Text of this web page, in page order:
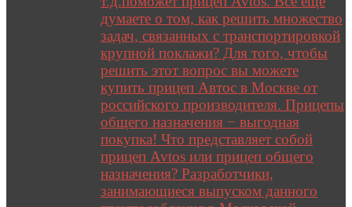
думаете о том, как решить множество
задач, связанных с транспортировкой
крупной поклажи? Для того, чтобы
решить этот вопрос вы можете
купить прицеп Автос в Москве от
российского производителя. Прицепы
общего назначения − выгодная
покупка! Что представляет собой
прицеп Avtos или прицеп общего
назначения? Разработчики,
занимающиеся выпуском данного